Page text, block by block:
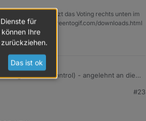
...
Bitte benutzt das Voting rechts unten im
https://www.screentogif.com/downloads.html
- angelehnt an die
#23
für
Ihre
Das ist ok